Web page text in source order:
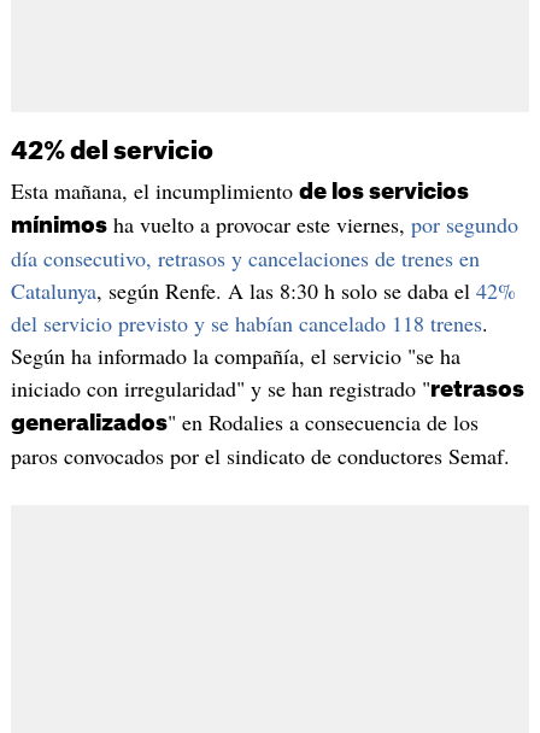
42% del servicio
Esta mañana, el incumplimiento de los servicios
mínimosha vuelto a provocar este viernes, por segundo
día consecutivo, retrasos y cancelaciones de trenes en
Catalunya, según Renfe. A las 8:30 h solo se daba el 42%
del servicio previsto y se habían cancelado 118 trenes.
Según ha informado la compañía, el servicio "se ha
iniciado con irregularidad" y se han registrado "retrasos
generalizados" en Rodalies a consecuencia de los
paros convocados por el sindicato de conductores Semaf.